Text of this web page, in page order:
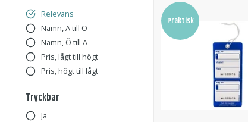
Relevans
Namn, A till Ö
Namn, Ö till A
Pris, lågt till högt
Pris, högt till lågt
Tryckbar
Ja
Praktisk